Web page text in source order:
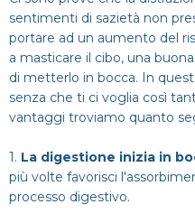
sentimenti di sazietà non
portare ad un aumento del
a masticare il cibo, una
di metterlo in bocca. In
senza che ti ci voglia così
vantaggi troviamo quanto
1. La digestione inizia in
più volte favorisci
processo digestivo.